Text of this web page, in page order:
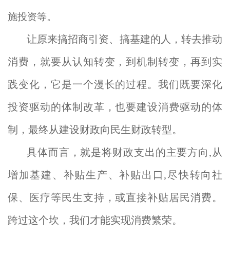
施投资等。
让原来搞招商引资、搞基建的人，转去推动
消费，就要从认知转变，到机制转变，再到实
践变化，它是一个漫长的过程。我们既要深化
投资驱动的体制改革，也要建设消费驱动的体
制，最终从建设财政向民生财政转型。
具体而言，就是将财政支出的主要方向,从
增加基建、补贴生产、补贴出口,尽快转向社
保、医疗等民生支持，或直接补贴居民消费。
跨过这个坎，我们才能实现消费繁荣。